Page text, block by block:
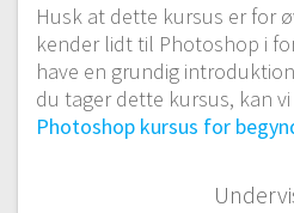
Husk at dette kursus er for
kender lidt til Photoshop i
have en grundig
du tager dette kursus, kan
Photoshop kursus for